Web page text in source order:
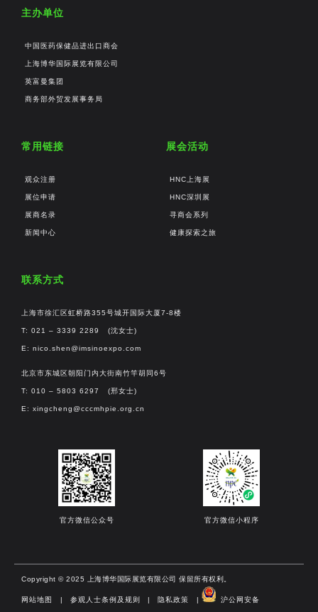
主办单位
中国医药保健品进出口商会
上海博华国际展览有限公司
英富曼集团
商务部外贸发展事务局
常用链接
观众注册
展位申请
展商名录
新闻中心
展会活动
HNC上海展
HNC深圳展
寻商会系列
健康探索之旅
联系方式
上海市徐汇区虹桥路355号城开国际大厦7-8楼
T: 021 – 3339 2289 (沈女士)
E: nico.shen@imsinoexpo.com
北京市东城区朝阳门内大街南竹竿胡同6号
T: 010 – 5803 6297 (邢女士)
E: xingcheng@cccmhpie.org.cn
官方微信公众号 官方微信小程序
Copyright © 2025 上海博华国际展览有限公司 保留所有权利。
网站地图 | 参观人士条例及规则 | 隐私政策 | 沪公网安备